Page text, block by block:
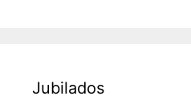
Jubilados